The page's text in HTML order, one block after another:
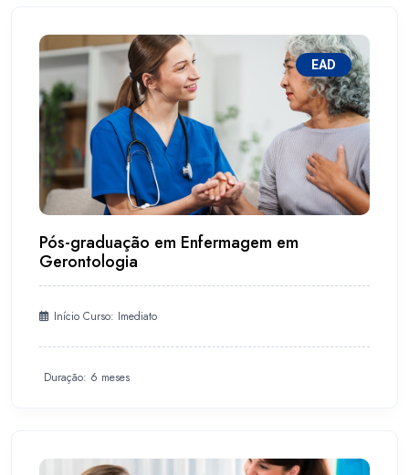
EAD
Pós-graduação em Enfermagem em
Gerontologia
Início Curso: Imediato
Duração: 6 meses